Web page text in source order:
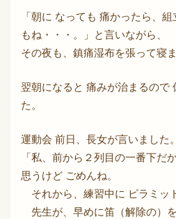
「朝に なっても 痛かったら、
もね・・・。」と言いながら、
その夜も、鎮痛湿布を張って寝ま
翌朝になると 痛みが治まるので
た。
運動会 前日、長女が言いました。
「私、前から２列目の一番下だ
思うけど ごめんね。
それから、練習中に ピラミッ
先生が、早めに笛（解除の）を